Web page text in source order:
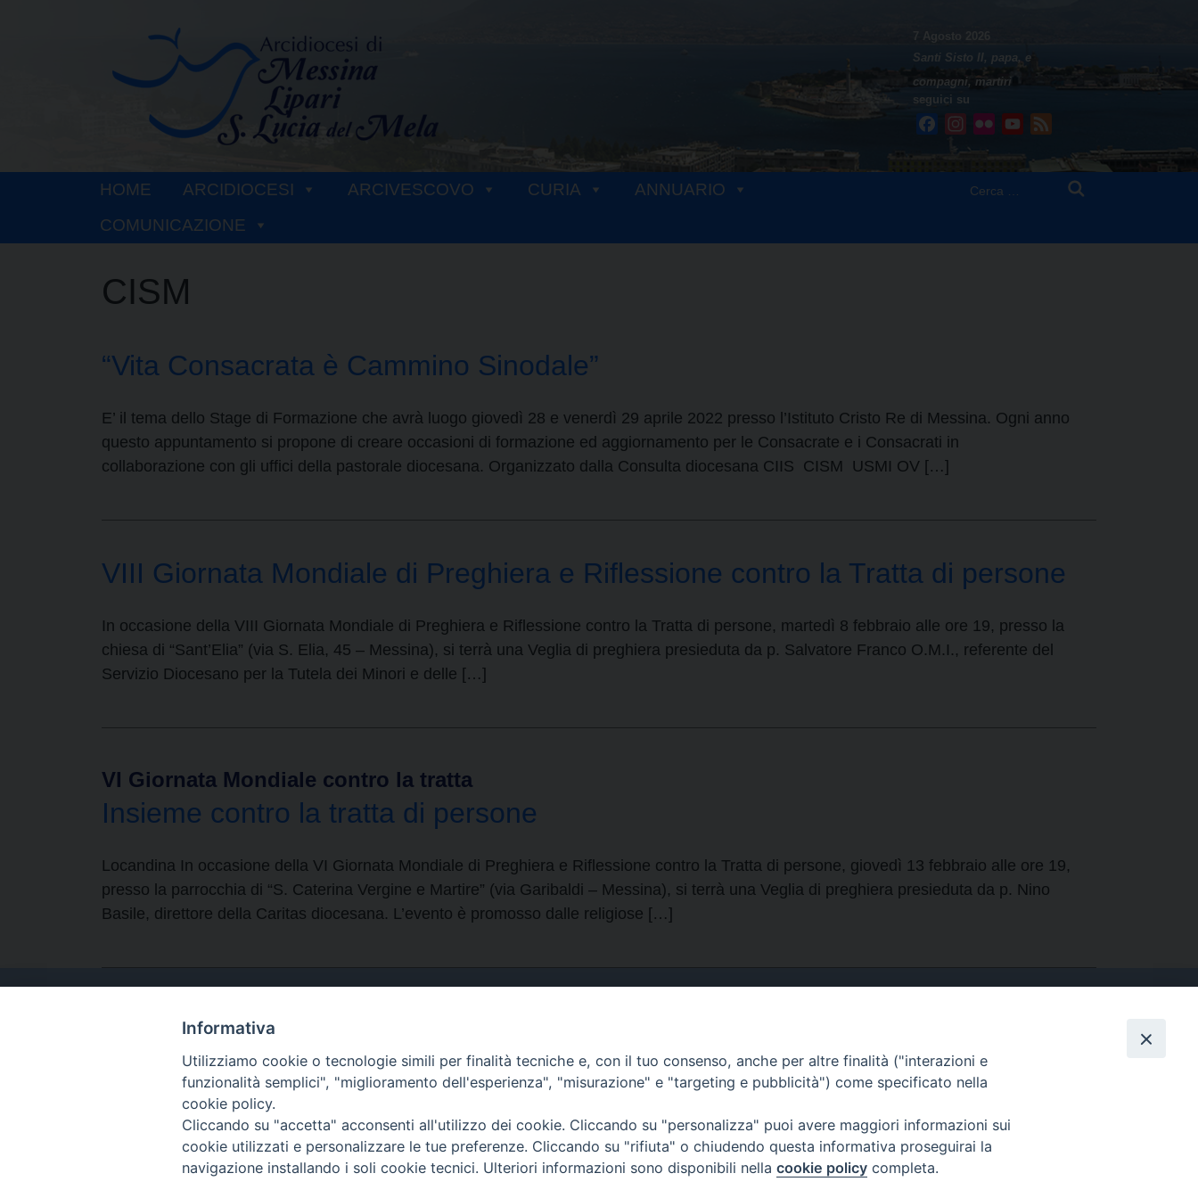
7 Agosto 2026
Santi Sisto II, papa, e
compagni, martiri
seguici su
FacebookInstagram
Flickr YouTube
HOME ARCIDIOCESI ARCIVESCOVO CURIA
ANNUARIO
COMUNICAZIONE
CISM
“Vita Consacrata è Cammino Sinodale”
E’ il tema dello Stage di Formazione che avrà luogo giovedì 28 e venerdì 29 aprile 2022 presso l’Istituto Cristo Re di Messina. Ogni anno
questo appuntamento si propone di creare occasioni di formazione ed aggiornamento per le Consacrate e i Consacrati in
collaborazione con gli uffici della pastorale diocesana. Organizzato dalla Consulta diocesana CIIS CISM USMI OV […]
VIII Giornata Mondiale di Preghiera e Riflessione contro la Tratta di persone
In occasione della VIII Giornata Mondiale di Preghiera e Riflessione contro la Tratta di persone, martedì 8 febbraio alle ore 19, presso la
chiesa di “Sant’Elia” (via S. Elia, 45 – Messina), si terrà una Veglia di preghiera presieduta da p. Salvatore Franco O.M.I., referente del
Servizio Diocesano per la Tutela dei Minori e delle […]
VI Giornata Mondiale contro la tratta
Insieme contro la tratta di persone
Locandina In occasione della VI Giornata Mondiale di Preghiera e Riflessione contro la Tratta di persone, giovedì 13 febbraio alle ore 19,
presso la parrocchia di “S. Caterina Vergine e Martire” (via Garibaldi – Messina), si terrà una Veglia di preghiera presieduta da p. Nino
Basile, direttore della Caritas diocesana. L’evento è promosso dalle religiose […]
Indirizzo
Via Garibaldi, 67 - 98122
Orari
da lunedi al venerdi dalle ore
Contatti
Tel. 090.6684111 - Fax.
arcivescovo.messina@tin.it
Canali social
Informativa
Utilizziamo cookie o tecnologie simili per finalità tecniche e, con il tuo consenso, anche per altre finalità ("interazioni e
funzionalità semplici", "miglioramento dell'esperienza", "misurazione" e "targeting e pubblicità") come specificato nella
cookie policy.
Cliccando su "accetta" acconsenti all'utilizzo dei cookie. Cliccando su "personalizza" puoi avere maggiori informazioni sui
cookie utilizzati e personalizzare le tue preferenze. Cliccando su "rifiuta" o chiudendo questa informativa proseguirai la
navigazione installando i soli cookie tecnici. Ulteriori informazioni sono disponibili nella cookie policy completa.